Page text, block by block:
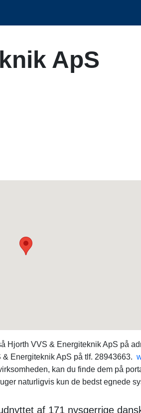
ApS
Hjorth VVS & Energiteknik ApS på
Energiteknik ApS på tlf. 28943663.
kan du finde dem på
naturligvis kun de bedst egnede
af 171 nysgerrige